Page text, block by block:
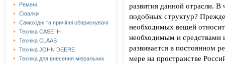
Ремені
Сівалки
Самохідні та причіпні обприскувачі
Техніка CASE IH
Техніка CLAAS
Техніка JOHN DEERE
Техніка для внесення міеральних
развития данной отрасли.
подобных структур?
необходимых вещей
необходимым и средствами
развивается в постоянном
мере на пространстве